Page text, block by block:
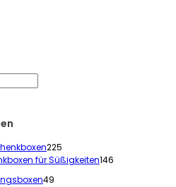
225
Produkte
für Süßigkeiten146
49